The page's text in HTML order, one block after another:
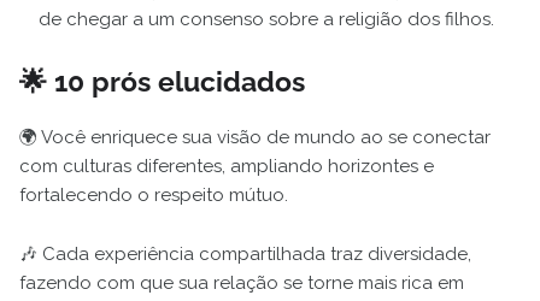
de chegar a um consenso sobre a religião dos filhos.
🌟 10 prós elucidados
🌍 Você enriquece sua visão de mundo ao se conectar
com culturas diferentes, ampliando horizontes e
fortalecendo o respeito mútuo.
🎶 Cada experiência compartilhada traz diversidade,
fazendo com que sua relação se torne mais rica em